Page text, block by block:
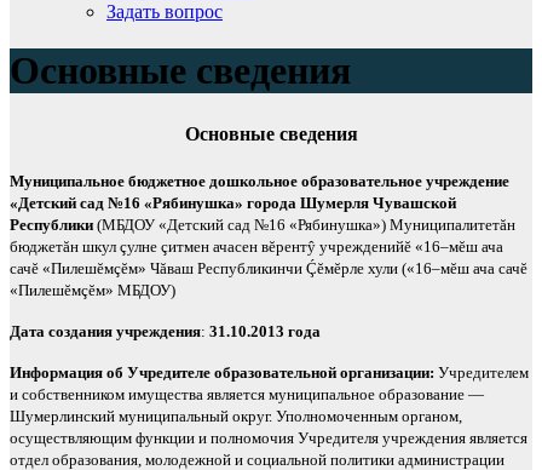
Задать вопрос
Основные сведения
Основные сведения
Муниципальное бюджетное дошкольное образовательное учреждение
«Детский сад №16 «Рябинушка» города Шумерля Чувашской
Республики (МБДОУ «Детский сад №16 «Рябинушка») Муниципалитетăн
бюджетăн шкул çулне çитмен ачасен вĕрентŷ учрежденийĕ «16–мĕш ача
сачĕ «Пилешĕмçĕм» Чăваш Республикинчи Ḉĕмĕрле хули («16–мĕш ача сачĕ
«Пилешĕмçĕм» МБДОУ)
Дата создания учреждения: 31.10.2013 года
Информация об Учредителе образовательной организации: Учредителем
и собственником имущества является муниципальное образование —
Шумерлинский муниципальный округ. Уполномоченным органом,
осуществляющим функции и полномочия Учредителя учреждения является
отдел образования, молодежной и социальной политики администрации